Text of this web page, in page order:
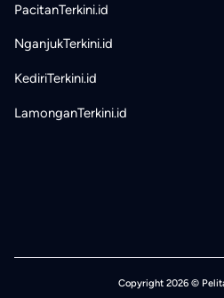
PacitanTerkini.id
NganjukTerkini.id
KediriTerkini.id
LamonganTerkini.id
Copyright 2026 ©